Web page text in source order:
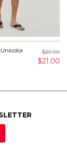
$29.99
$21.00